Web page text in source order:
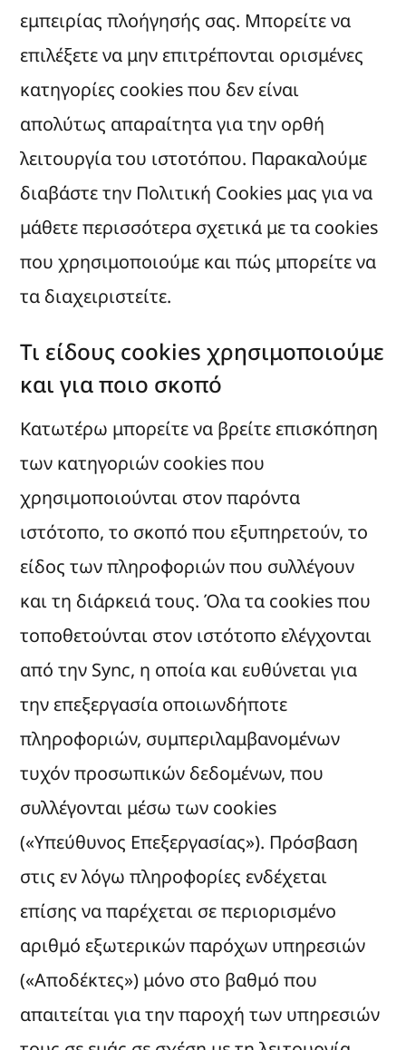
εμπειρίας πλοήγησής σας. Μπορείτε να
επιλέξετε να μην επιτρέπονται ορισμένες
κατηγορίες cookies που δεν είναι
απολύτως απαραίτητα για την ορθή
λειτουργία του ιστοτόπου. Παρακαλούμε
διαβάστε την Πολιτική Cookies μας για να
μάθετε περισσότερα σχετικά με τα cookies
που χρησιμοποιούμε και πώς μπορείτε να
τα διαχειριστείτε.
Τι είδους cookies χρησιμοποιούμε
και για ποιο σκοπό
Κατωτέρω μπορείτε να βρείτε επισκόπηση
των κατηγοριών cookies που
χρησιμοποιούνται στον παρόντα
ιστότοπο, το σκοπό που εξυπηρετούν, το
είδος των πληροφοριών που συλλέγουν
και τη διάρκειά τους. Όλα τα cookies που
τοποθετούνται στον ιστότοπο ελέγχονται
από την Sync, η οποία και ευθύνεται για
την επεξεργασία οποιωνδήποτε
πληροφοριών, συμπεριλαμβανομένων
τυχόν προσωπικών δεδομένων, που
συλλέγονται μέσω των cookies
(«Υπεύθυνος Επεξεργασίας»). Πρόσβαση
στις εν λόγω πληροφορίες ενδέχεται
επίσης να παρέχεται σε περιορισμένο
αριθμό εξωτερικών παρόχων υπηρεσιών
(«Αποδέκτες») μόνο στο βαθμό που
απαιτείται για την παροχή των υπηρεσιών